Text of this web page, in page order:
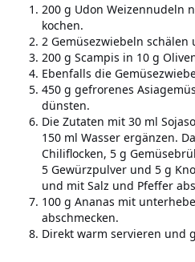
200 g Udon Weizennudeln
kochen.
2 Gemüsezwiebeln
200 g Scampis in 10 g
Ebenfalls die
450 g gefrorenes
dünsten.
Die Zutaten mit 30 ml
150 ml Wasser ergänzen.
Chiliflocken, 5 g
5 Gewürzpulver und 5 g
und mit Salz und Pfeffer
100 g Ananas mit
abschmecken.
Direkt warm servieren und